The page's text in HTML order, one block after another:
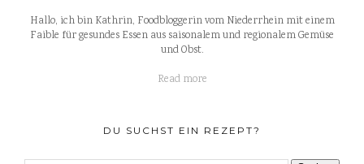
Hallo, ich bin Kathrin, Foodbloggerin vom Niederrhein mit einem
Faible für gesundes Essen aus saisonalem und regionalem Gemüse
und Obst.
Read more
DU SUCHST EIN REZEPT?